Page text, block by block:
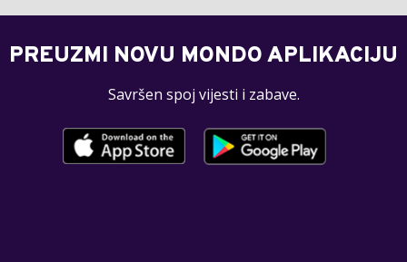
PREUZMI NOVU MONDO APLIKACIJU
Savršen spoj vijesti i zabave.